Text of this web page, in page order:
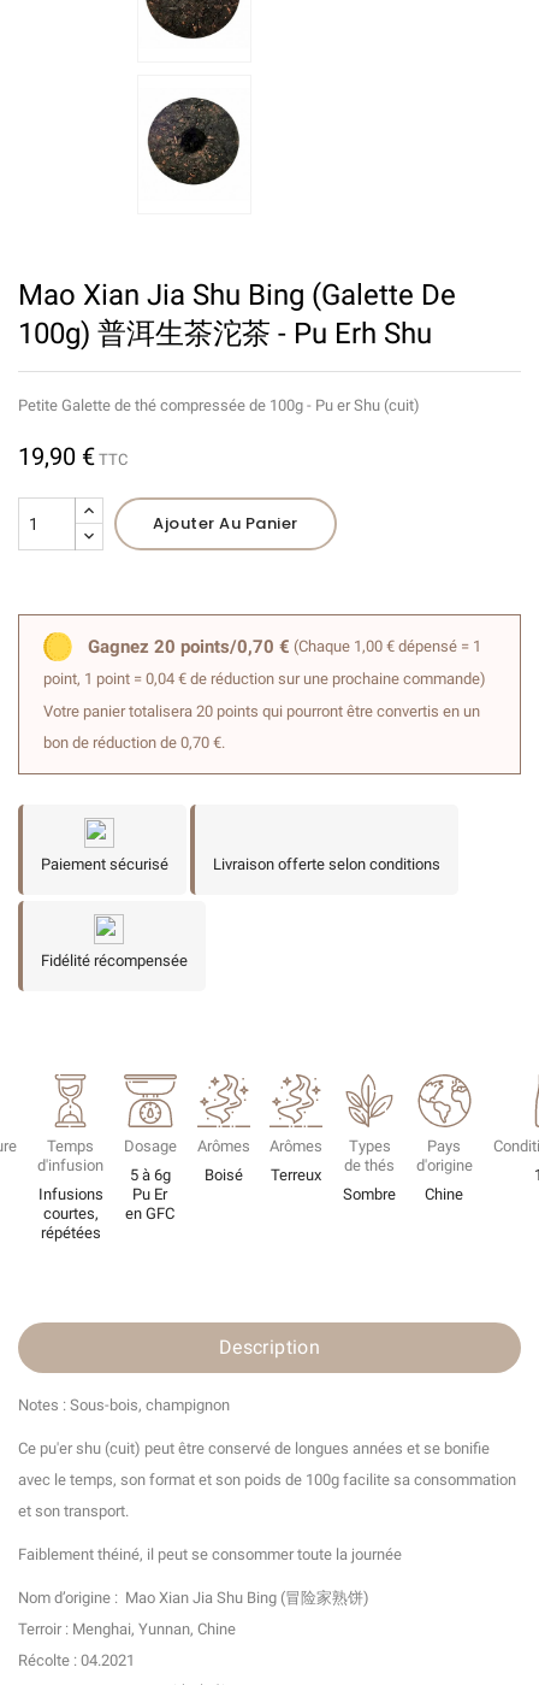
Mao Xian Jia Shu Bing (Galette De
100g) 普洱生茶沱茶 - Pu Erh Shu
Petite Galette de thé compressée de 100g - Pu er Shu (cuit)
19,90 € TTC
Ajouter Au Panier
Gagnez 20 points/0,70 € (Chaque 1,00 € dépensé = 1
point, 1 point = 0,04 € de réduction sur une prochaine commande)
Votre panier totalisera 20 points qui pourront être convertis en un
bon de réduction de 0,70 €.
Paiement sécurisé Livraison offerte selon conditions
Fidélité récompensée
Temps
d'infusion
Infusions
courtes,
répétées
Dosage
5 à 6g
Pu Er
en GFC
Arômes
Boisé
Arômes
Terreux
Types
de thés
Sombre
Pays
d'origine
Chine
Description
Notes : Sous-bois, champignon
Ce pu'er shu (cuit) peut être conservé de longues années et se bonifie
avec le temps, son format et son poids de 100g facilite sa consommation
et son transport.
Faiblement théiné, il peut se consommer toute la journée
Nom d’origine : Mao Xian Jia Shu Bing (冒险家熟饼)
Terroir : Menghai, Yunnan, Chine
Récolte : 04.2021